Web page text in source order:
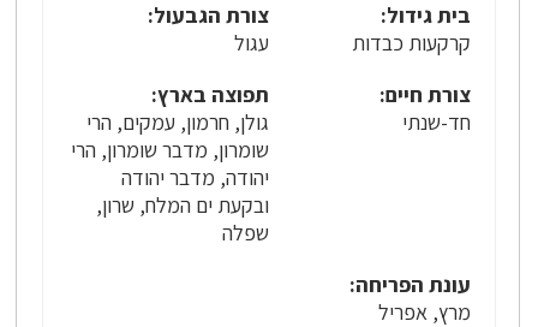
בית גידול:
קרקעות כבדות
צורת הגבעול:
עגול
צורת חיים:
חד-שנתי
תפוצה בארץ:
גולן, חרמון, עמקים, הרי
שומרון, מדבר שומרון, הרי
יהודה, מדבר יהודה
ובקעת ים המלח, שרון,
שפלה
עונת הפריחה:
מרץ, אפריל